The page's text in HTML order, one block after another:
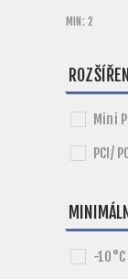
MIN: 2
Mini
PCI/
-10°C